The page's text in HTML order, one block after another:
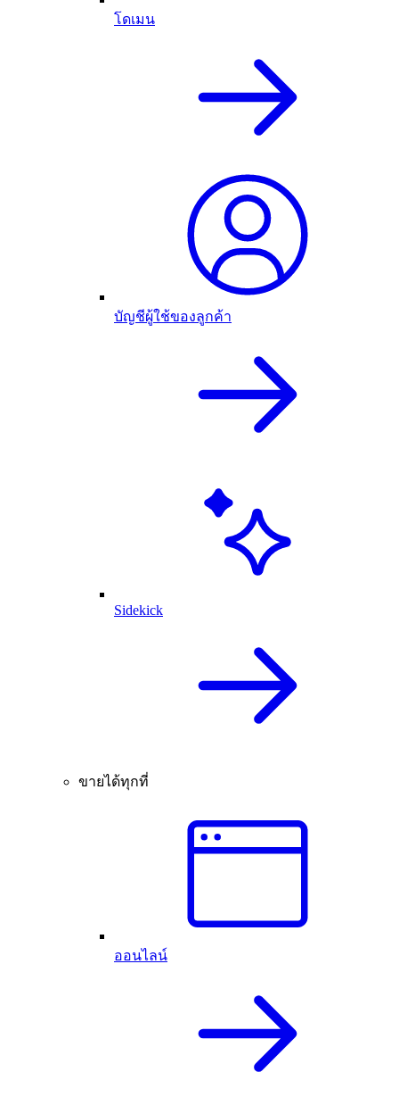
โดเมน
บัญชีผู้ใช้ของลูกค้า
Sidekick
ขายได้ทุกที่
ออนไลน์